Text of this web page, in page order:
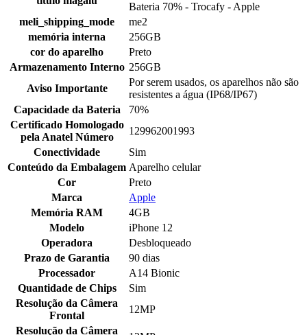
Bateria 70% - Trocafy - Apple
meli_shipping_mode
me2
memória interna
256GB
cor do aparelho
Preto
Armazenamento Interno 256GB
Aviso Importante
Por serem usados, os aparelhos não são
resistentes a água (IP68/IP67)
Capacidade da Bateria
70%
Certificado Homologado
pela Anatel Número
129962001993
Conectividade
Sim
Conteúdo da Embalagem Aparelho celular
Cor
Preto
Marca
Apple
Memória RAM
4GB
Modelo
iPhone 12
Operadora
Desbloqueado
Prazo de Garantia
90 dias
Processador
A14 Bionic
Quantidade de Chips
Sim
Resolução da Câmera
Frontal
12MP
Resolução da Câmera